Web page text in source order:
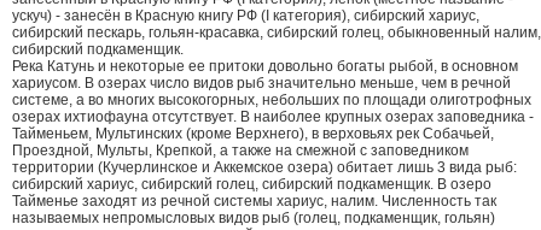
ускуч) - занесён в Красную книгу РФ (I категория), сибирский хариус,
сибирский пескарь, гольян-красавка, сибирский голец, обыкновенный налим,
сибирский подкаменщик.
Река Катунь и некоторые ее притоки довольно богаты рыбой, в основном
хариусом. В озерах число видов рыб значительно меньше, чем в речной
системе, а во многих высокогорных, небольших по площади олиготрофных
озерах ихтиофауна отсутствует. В наиболее крупных озерах заповедника -
Тайменьем, Мультинских (кроме Верхнего), в верховьях рек Собачьей,
Проездной, Мульты, Крепкой, а также на смежной с заповедником
территории (Кучерлинское и Аккемское озера) обитает лишь 3 вида рыб:
сибирский хариус, сибирский голец, сибирский подкаменщик. В озеро
Тайменье заходят из речной системы хариус, налим. Численность так
называемых непромысловых видов рыб (голец, подкаменщик, гольян)